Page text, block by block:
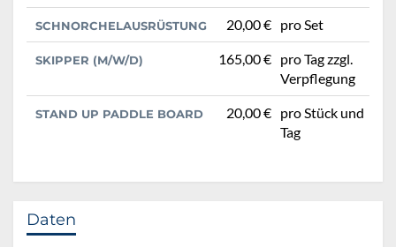
SCHNORCHELAUSRÜSTUNG 20,00 € pro Set
SKIPPER (M/W/D) 165,00 € pro Tag zzgl.
Verpflegung
STAND UP PADDLE BOARD 20,00 € pro Stück und
Tag
Daten